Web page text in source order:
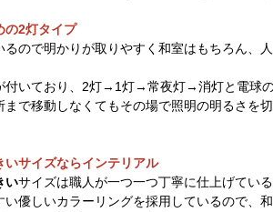
の2灯タイプ
ので明かりが取りやすく和室はもちろん、
付いており、2灯→1灯→常夜灯→消灯と電球の
で移動しなくてもその場で照明の明るさを
サイズならインテリアル
いサイズは職人が一つ一つ丁寧に仕上げてい
い優しいカラーリングを採用しているので、